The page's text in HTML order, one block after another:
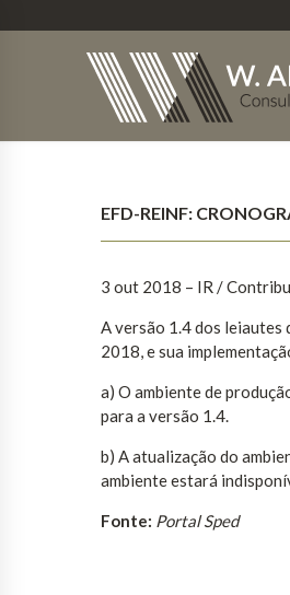
EFD-REINF:
3 out 2018 – IR /
A versão 1.4 dos leiautes
2018, e sua
a) O ambiente de
para a versão 1.4.
b) A atualização do
ambiente estará
Fonte: Portal Sped